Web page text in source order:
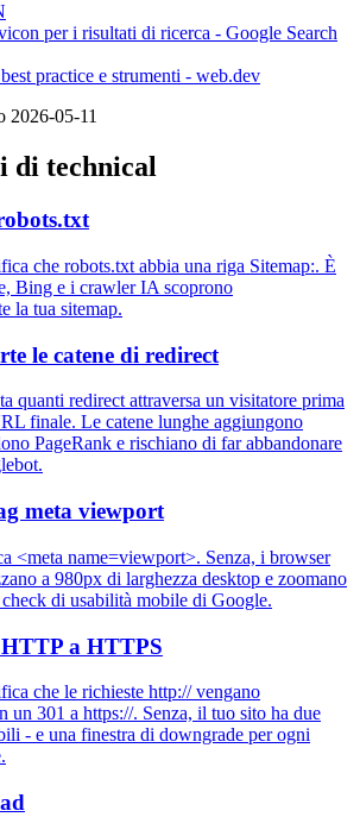
per i risultati di ricerca - Google Search
practice e strumenti - web.dev
2026-05-11
technical
che robots.txt abbia una riga Sitemap:. È
Bing e i crawler IA scoprono
la tua sitemap.
le catene di redirect
quanti redirect attraversa un visitatore prima
finale. Le catene lunghe aggiungono
PageRank e rischiano di far abbandonare
meta viewport
<meta name=viewport>. Senza, i browser
a 980px di larghezza desktop e zoomano
di usabilità mobile di Google.
a HTTPS
che le richieste http:// vengano
un 301 a https://. Senza, il tuo sito ha due
- e una finestra di downgrade per ogni